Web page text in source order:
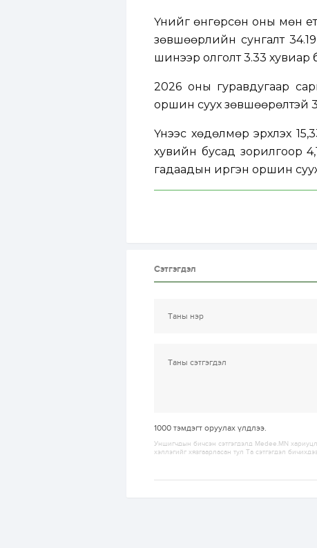
Үүнийг өнгөрсөн оны мөн
зөвшөөрлийн сунгалт
шинээр олголт 3.33 хувиар
2026 оны гуравдугаар
оршин суух зөвшөөрөлтэй
Үүнээс хөдөлмөр эрхлэх
хувийн бусад зорилгоор
гадаадын иргэн оршин
Сэтгэгдэл
1000 тэмдэгт оруулах үлдлээ.
Уншигчдын бичсэн сэтгэгдэлд Medee.MN
хэллэгийг хязгаарласан тул Та сэтгэгдэл